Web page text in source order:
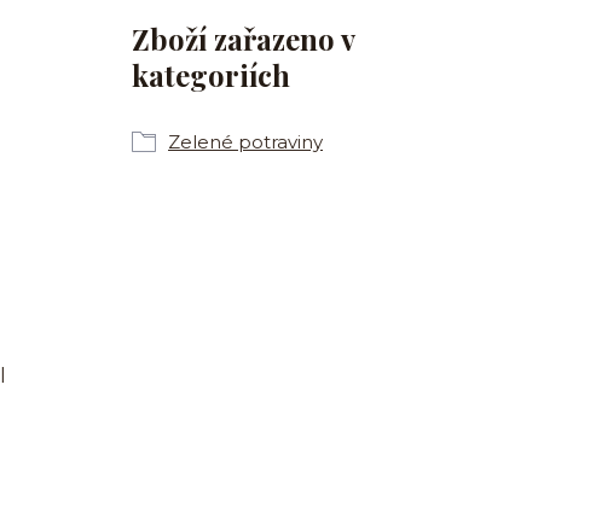
Zboží zařazeno v
kategoriích
Zelené potraviny